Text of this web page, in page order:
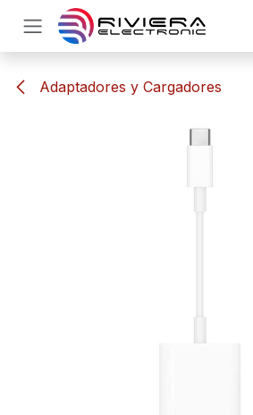
Ir al contenido
Adaptadores y Cargadores